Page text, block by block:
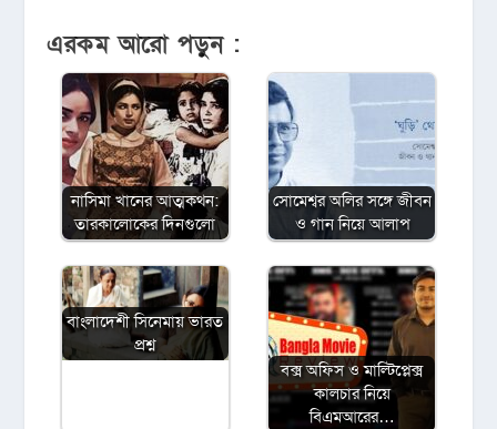
এরকম আরো পড়ুন :
নাসিমা খানের আত্মকথন:
তারকালোকের দিনগুলো
সোমেশ্বর অলির সঙ্গে জীবন
ও গান নিয়ে আলাপ
বাংলাদেশী সিনেমায় ভারত
প্রশ্ন
বক্স অফিস ও মাল্টিপ্লেক্স
কালচার নিয়ে
বিএমআরের…